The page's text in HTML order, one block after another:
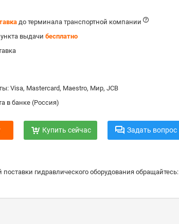
до терминала транспортной компании
выдачибесплатно
Visa, Mastercard, Maestro, Мир, JCB
в банке (Россия)
Купить сейчас Задать вопрос
гидравлического оборудования обращайтесь: